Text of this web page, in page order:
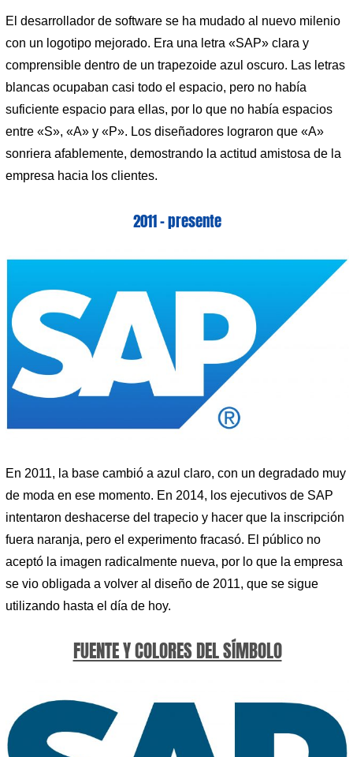
El desarrollador de software se ha mudado al nuevo milenio
con un logotipo mejorado. Era una letra «SAP» clara y
comprensible dentro de un trapezoide azul oscuro. Las letras
blancas ocupaban casi todo el espacio, pero no había
suficiente espacio para ellas, por lo que no había espacios
entre «S», «A» y «P». Los diseñadores lograron que «A»
sonriera afablemente, demostrando la actitud amistosa de la
empresa hacia los clientes.
2011 – presente
En 2011, la base cambió a azul claro, con un degradado muy
de moda en ese momento. En 2014, los ejecutivos de SAP
intentaron deshacerse del trapecio y hacer que la inscripción
fuera naranja, pero el experimento fracasó. El público no
aceptó la imagen radicalmente nueva, por lo que la empresa
se vio obligada a volver al diseño de 2011, que se sigue
utilizando hasta el día de hoy.
FUENTE Y COLORES DEL SÍMBOLO